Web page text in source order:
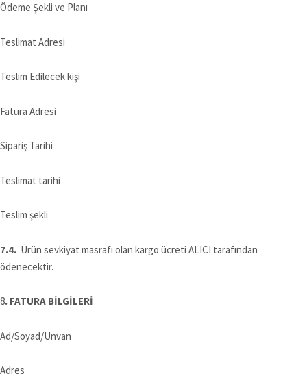
Ödeme Şekli ve Planı
Teslimat Adresi
Teslim Edilecek kişi
Fatura Adresi
Sipariş Tarihi
Teslimat tarihi
Teslim şekli
7.4. Ürün sevkiyat masrafı olan kargo ücreti ALICI tarafından
ödenecektir.
8. FATURA BİLGİLERİ
Ad/Soyad/Unvan
Adres